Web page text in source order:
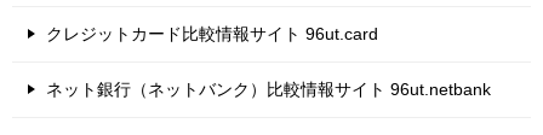
クレジットカード比較情報サイト 96ut.card
ネット銀行（ネットバンク）比較情報サイト 96ut.netbank